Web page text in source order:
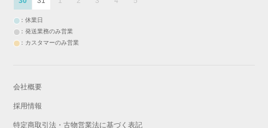
：休業日
：発送業務のみ営業
：カスタマーのみ営業
会社概要
採用情報
特定商取引法・古物営業法に基づく表記